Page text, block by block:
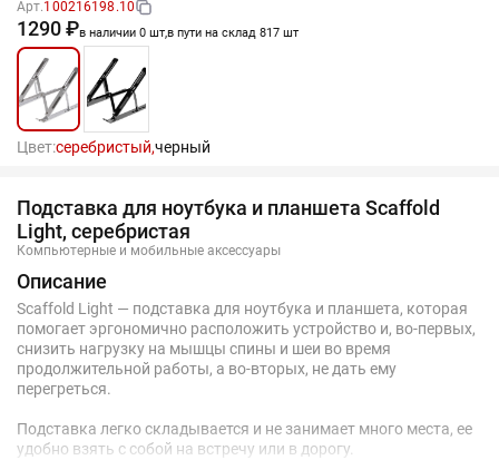
Арт.100216198.10
1290 ₽в наличии 0 шт,в пути на склад 817 шт
Цвет:серебристый,черный
Подставка для ноутбука и планшета Scaffold
Light, серебристая
Компьютерные и мобильные аксессуары
Описание
Scaffold Light — подставка для ноутбука и планшета, которая
помогает эргономично расположить устройство и, во-первых,
снизить нагрузку на мышцы спины и шеи во время
продолжительной работы, а во-вторых, не дать ему
перегреться.
Подставка легко складывается и не занимает много места, ее
удобно взять с собой на встречу или в дорогу.